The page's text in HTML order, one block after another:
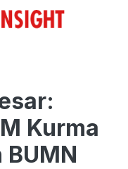
Kurma
BUMN